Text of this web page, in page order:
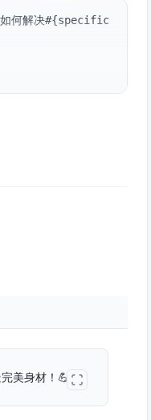
如何解决#{specific
美身材！💪"